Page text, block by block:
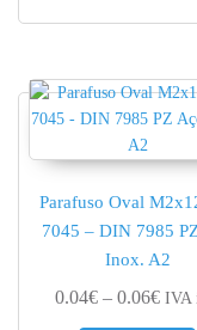
Parafuso Oval
7045 – DIN 7985
Inox. A2
0.04€ – 0.06€ IVA